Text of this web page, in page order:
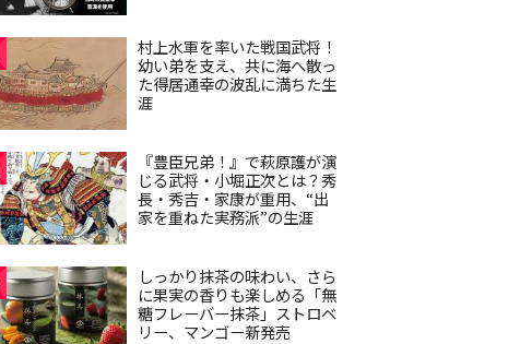
村上水軍を率いた戦国武将！
幼い弟を支え、共に海へ散っ
た得居通幸の波乱に満ちた生
涯
『豊臣兄弟！』で萩原護が演
じる武将・小堀正次とは？秀
長・秀吉・家康が重用、“出
家を重ねた実務派”の生涯
しっかり抹茶の味わい、さら
に果実の香りも楽しめる「無
糖フレーバー抹茶」ストロベ
リー、マンゴー新発売